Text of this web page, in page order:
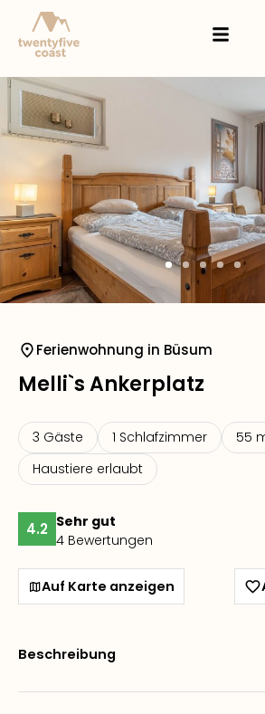
Ferienwohnung in Büsum
Melli`s Ankerplatz
3 Gäste 1 Schlafzimmer
55
Haustiere erlaubt
4.2 Sehr gut
4 Bewertungen
Auf Karte anzeigen
Beschreibung